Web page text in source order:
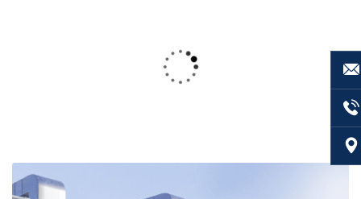
Fanlar güçlü bir hava akışı sağlayarak iç
mekanın havasını sürekli olarak temizler